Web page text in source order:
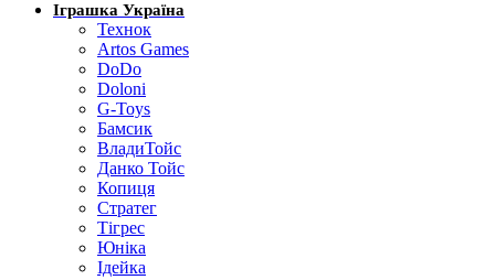
Іграшка Україна
Технок
Artos Games
DoDo
Doloni
G-Toys
Бамсик
ВладиТойс
Данко Тойс
Копиця
Стратег
Тігрес
Юніка
Ідейка